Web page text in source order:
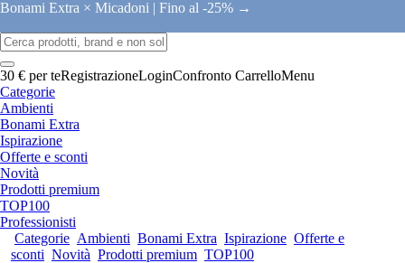
Bonami Extra × Micadoni | Fino al -25% →
30 € per teRegistrazioneLoginConfronto CarrelloMenu
Categorie
Ambienti
Bonami Extra
Ispirazione
Offerte e sconti
Novità
Prodotti premium
TOP100
Professionisti
Categorie Ambienti Bonami Extra Ispirazione Offerte e
sconti Novità Prodotti premium TOP100